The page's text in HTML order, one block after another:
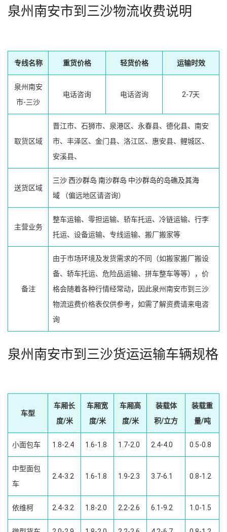
泉州南安市到三沙物流收费说明
专线名称 重货价格 轻货价格 运输时效
泉州南安
市-三沙
电话咨询 电话咨询 2-7天
取货区域
晋江市、石狮市、泉港区、永春县、德化县、南安
市、丰泽区、金门县、洛江区、惠安县、鲤城区、
安溪县、
送货区域
三沙西沙群岛 南沙群岛 中沙群岛的岛礁及其海
域 （偏远地区请咨询）
主营业务
整车运输、零担运输、轿车托运、冷链运输、行李
托运、设备运输、专线运输、搬厂搬家等
备注
由于市场环境及发货需求的不同（如搬家搬厂搬设
备、轿车托运、危险品运输、拼车整车等等），价
格会随着各种行情经常动，因此泉州南安市到三沙
物流运费价格表仅供参考，如需了解资费请来电咨
询
泉州南安市到三沙货运运输车辆规格
车型
车厢长
度/米
车厢宽
度/米
车厢高
度/米
装载体
积/立方
装载重
量/吨
小面包车 1.8-2.4 1.6-1.8 1.7-2.0 2.4-4.0 0.5-0.8
中型面包
车
2.4-3.2 1.6-1.8 1.9-2.3 3.7-6.1 0.8-1.2
依维柯 2.4-3.2 1.8-2.0 2.2-2.6 6.1-9.2 1.0-1.5